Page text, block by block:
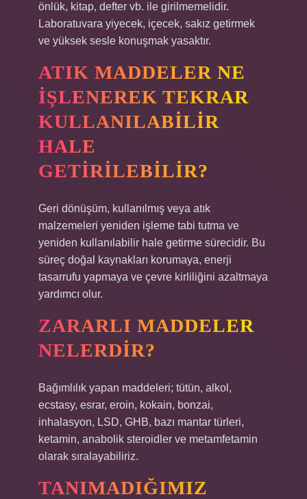
önlük, kitap, defter vb. ile girilmemelidir.
Laboratuvara yiyecek, içecek, sakız getirmek
ve yüksek sesle konuşmak yasaktır.
ATIK MADDELER NE
IŞLENEREK TEKRAR
KULLANILABILIR
HALE
GETIRILEBILIR?
Geri dönüşüm, kullanılmış veya atık
malzemeleri yeniden işleme tabi tutma ve
yeniden kullanılabilir hale getirme sürecidir. Bu
süreç doğal kaynakları korumaya, enerji
tasarrufu yapmaya ve çevre kirliliğini azaltmaya
yardımcı olur.
ZARARLI MADDELER
NELERDIR?
Bağımlılık yapan maddeleri; tütün, alkol,
ecstasy, esrar, eroin, kokain, bonzai,
inhalasyon, LSD, GHB, bazı mantar türleri,
ketamin, anabolik steroidler ve metamfetamin
olarak sıralayabiliriz.
TANIMADIĞIMIZ